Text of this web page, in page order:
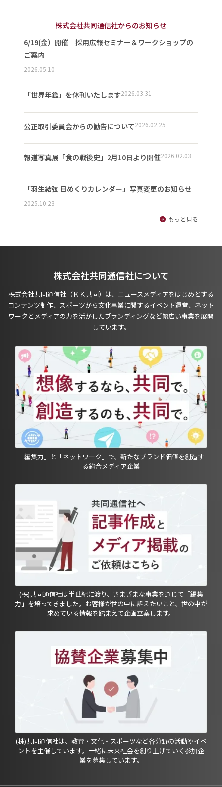
株式会社共同通信社からのお知らせ
6/19(金）開催 採用広報セミナー＆ワークショップの
ご案内
2026.05.10
「世界年鑑」を休刊いたします2026.03.31
公正取引委員会からの勧告について2026.02.25
報道写真展「食の戦後史」2月10日より開催2026.02.03
「羽生結弦 日めくりカレンダー」写真変更のお知らせ
2025.10.23
もっと見る
株式会社共同通信社について
株式会社共同通信社（ＫＫ共同）は、ニュースメディアをはじめとする
コンテンツ制作、スポーツから文化事業に関するイベント運営、ネット
ワークとメディアの力を活かしたブランディングなど幅広い事業を展開
しています。
「編集力」と「ネットワーク」で、新たなブランド価値を創造す
る総合メディア企業
(株)共同通信社は半世紀に渡り、さまざまな事業を通じて「編集
力」を培ってきました。お客様が世の中に訴えたいこと、世の中が
求めている情報を踏まえて企画立案します。
(株)共同通信社は、教育・文化・スポーツなど各分野の活動やイベ
ントを主催しています。一緒に未来社会を創り上げていく参加企
業を募集しています。